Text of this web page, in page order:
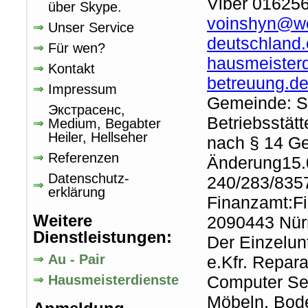
über Skype.
Unser Service
Für wen?
Kontakt
Impressum
Экстрасенс,
Medium, Begabter
Heiler, Hellseher
Referenzen
Datenschutz-
erklärung
Weitere
Dienstleistungen:
Au - Pair
Hausmeisterdienste
Gemeinde:
nach § 14
240/283/
2090443
Der
e.Kfr.
Computer
Möbeln,